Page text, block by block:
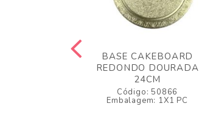
BASE CAKEBOARD
REDONDO DOURADA
24CM
Código: 50866
Embalagem: 1X1 PC